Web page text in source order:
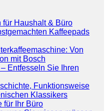
für Haushalt & Büro
Kaffeepads
Von
mit Bosch
Entfesseln Sie Ihren
Funktionsweise
Klassikers
für Ihr Büro